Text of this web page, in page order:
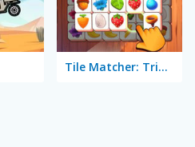
Tile Matcher: Triple Fun